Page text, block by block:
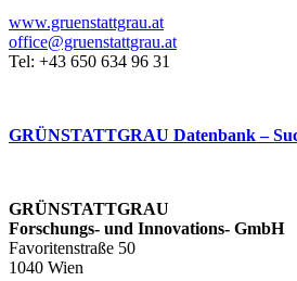
www.gruenstattgrau.at
office@gruenstattgrau.at
Tel: +43 650 634 96 31
GRÜNSTATTGRAU Datenbank –
GRÜNSTATTGRAU
Forschungs- und Innovations- GmbH
Favoritenstraße 50
1040 Wien